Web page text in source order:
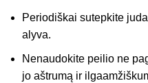
Periodiškai sutepkite
alyva.
Nenaudokite peilio ne
jo aštrumą ir